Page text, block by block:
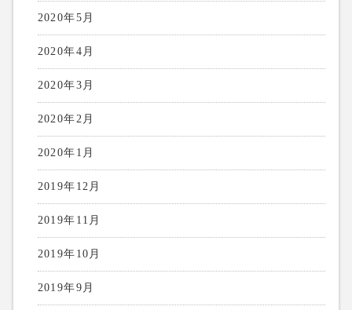
2020年5月
2020年4月
2020年3月
2020年2月
2020年1月
2019年12月
2019年11月
2019年10月
2019年9月